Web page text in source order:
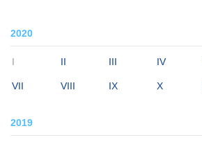
2020
I II III IV
VII VIII IX X
2019